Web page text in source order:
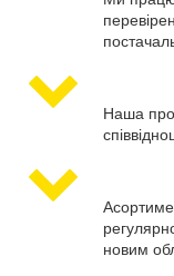
Наша
новим